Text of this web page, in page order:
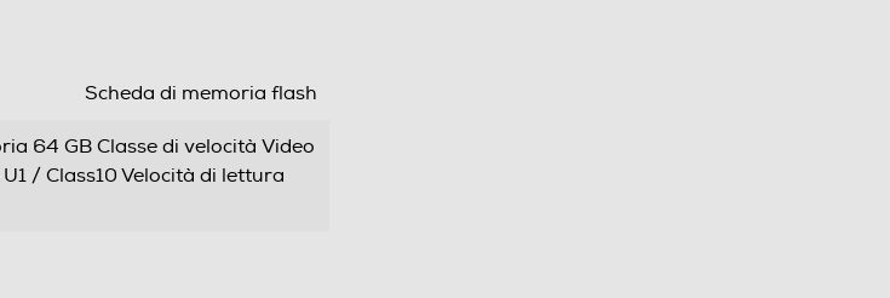
Scheda di memoria flash
64 GB Classe di velocità Video
/ Class10 Velocità di lettura